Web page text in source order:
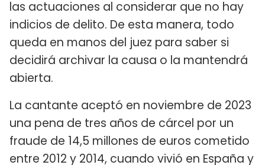
las actuaciones al considerar que no hay
indicios de delito. De esta manera, todo
queda en manos del juez para saber si
decidirá archivar la causa o la mantendrá
abierta.
La cantante aceptó en noviembre de 2023
una pena de tres años de cárcel por un
fraude de 14,5 millones de euros cometido
entre 2012 y 2014, cuando vivió en España y